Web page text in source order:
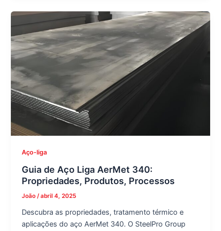
Aço-liga
Guia de Aço Liga AerMet 340:
Propriedades, Produtos, Processos
João/abril 4, 2025
Descubra as propriedades, tratamento térmico e
aplicações do aço AerMet 340. O SteelPro Group